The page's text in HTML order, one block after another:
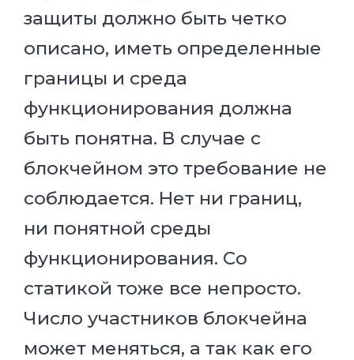
защиты должно быть четко
описано, иметь определенные
границы и среда
функционирования должна
быть понятна. В случае с
блокчейном это требование не
соблюдается. Нет ни границ,
ни понятной среды
функционирования. Со
статикой тоже все непросто.
Число участников блокчейна
может меняться, а так как его